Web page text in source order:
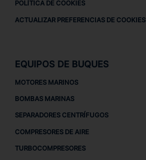
POLÍTICA DE COOKIES
ACTUALIZAR PREFERENCIAS DE COOKIES
EQUIPOS DE BUQUES
MOTORES MARINOS
BOMBAS MARINAS
SEPARADORES CENTRÍFUGOS
COMPRESORES DE AIRE
TURBOCOMPRESORES